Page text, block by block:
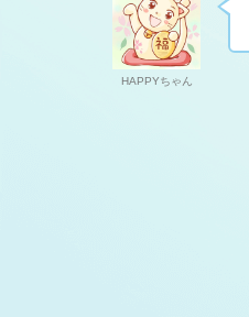
HAPPYちゃん